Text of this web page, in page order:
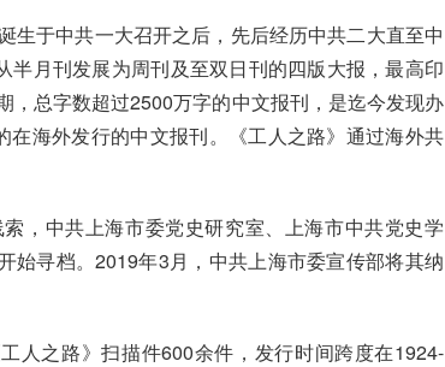
于中共一大召开之后，先后经历中共二大直至中
月刊发展为周刊及至双日刊的四版大报，最高印
总字数超过2500万字的中文报刊，是迄今发现办
海外发行的中文报刊。《工人之路》通过海外共
中共上海市委党史研究室、上海市中共党史学
始寻档。2019年3月，中共上海市委宣传部将其纳
之路》扫描件600余件，发行时间跨度在1924-